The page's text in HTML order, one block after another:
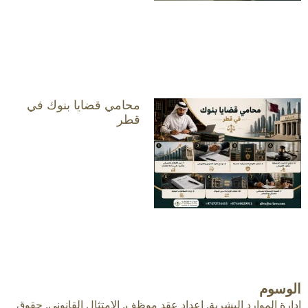
محامي قضايا بنوك في
قطر
الوسوم
إدارة الموارد البشرية, إعداد عقد موظف, الامتثال القانوني, حقوق